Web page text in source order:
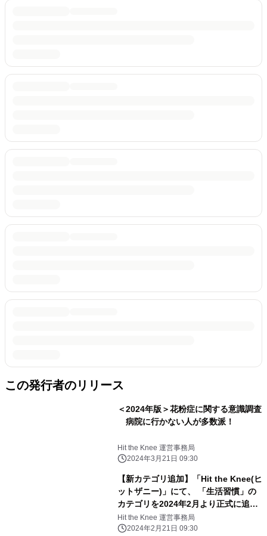
この発行者のリリース
＜2024年版＞花粉症に関する意識調査
病院に行かない人が多数派！
Hit the Knee 運営事務局
2024年3月21日 09:30
【新カテゴリ追加】「Hit the Knee(ヒ
ットザニー)」にて、 「生活習慣」の
カテゴリを2024年2月より正式に追加
しました
Hit the Knee 運営事務局
2024年2月21日 09:30